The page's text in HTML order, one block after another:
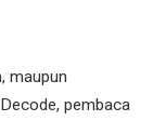
maupun
pembaca